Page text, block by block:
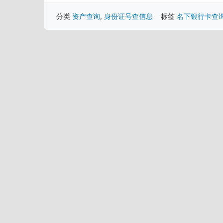
分类 资产查询, 身份证号查信息 标签 名下银行卡查